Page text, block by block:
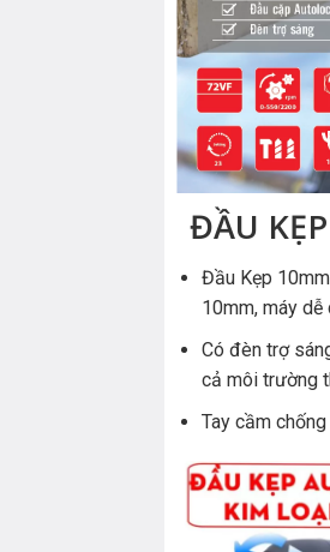
ĐẦU
Đầu Kẹp
10mm, máy
Có đèn trợ
cả môi trường
Tay cầm